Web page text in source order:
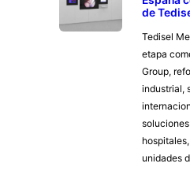
de
Tedisel
etapa
Group,
industrial,
unidades